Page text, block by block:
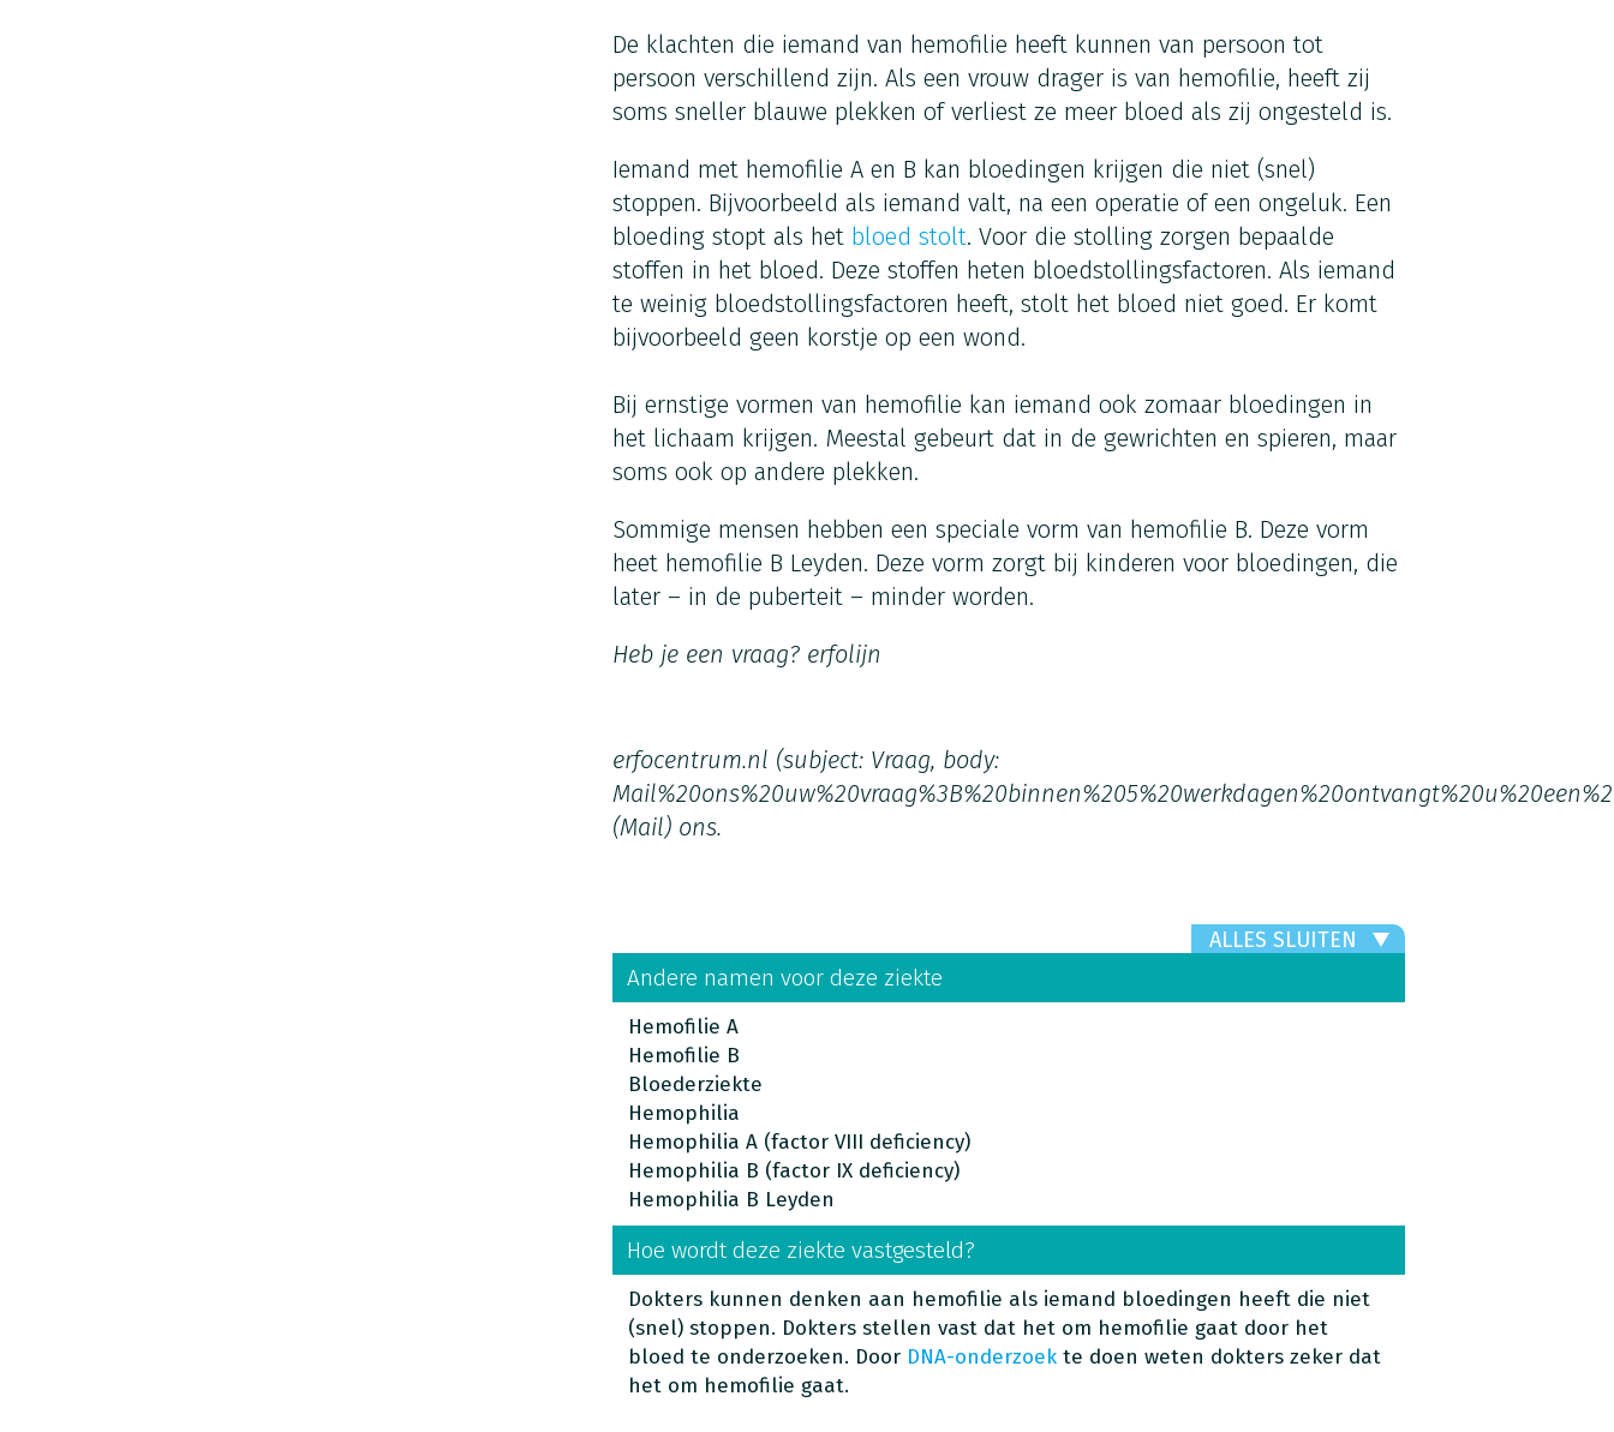
De klachten die iemand van hemofilie heeft kunnen van persoon tot
persoon verschillend zijn. Als een vrouw drager is van hemofilie, heeft zij
soms sneller blauwe plekken of verliest ze meer bloed als zij ongesteld is.
Iemand met hemofilie A en B kan bloedingen krijgen die niet (snel)
stoppen. Bijvoorbeeld als iemand valt, na een operatie of een ongeluk. Een
bloeding stopt als het bloed stolt. Voor die stolling zorgen bepaalde
stoffen in het bloed. Deze stoffen heten bloedstollingsfactoren. Als iemand
te weinig bloedstollingsfactoren heeft, stolt het bloed niet goed. Er komt
bijvoorbeeld geen korstje op een wond.
Bij ernstige vormen van hemofilie kan iemand ook zomaar bloedingen in
het lichaam krijgen. Meestal gebeurt dat in de gewrichten en spieren, maar
soms ook op andere plekken.
Sommige mensen hebben een speciale vorm van hemofilie B. Deze vorm
heet hemofilie B Leyden. Deze vorm zorgt bij kinderen voor bloedingen, die
later – in de puberteit – minder worden.
Heb je een vraag? erfolijn
erfocentrum.nl (subject: Vraag, body:
(Mail)ons.
ALLES SLUITEN
Andere namen voor deze ziekte
Hemofilie A
Hemofilie B
Bloederziekte
Hemophilia
Hemophilia A (factor VIII deficiency)
Hemophilia B (factor IX deficiency)
Hemophilia B Leyden
Hoe wordt deze ziekte vastgesteld?
Dokters kunnen denken aan hemofilie als iemand bloedingen heeft die niet
(snel) stoppen. Dokters stellen vast dat het om hemofilie gaat door het
bloed te onderzoeken. Door DNA-onderzoekte doen weten dokters zeker dat
het om hemofilie gaat.